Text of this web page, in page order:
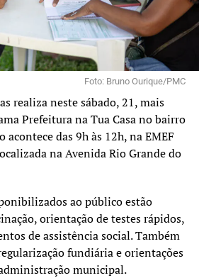
Foto: Bruno Ourique/PMC
realiza neste sábado, 21, mais
Prefeitura na Tua Casa no bairro
acontece das 9h às 12h, na EMEF
na Avenida Rio Grande do
ao público estão
orientação de testes rápidos,
de assistência social. Também
fundiária e orientações
municipal.